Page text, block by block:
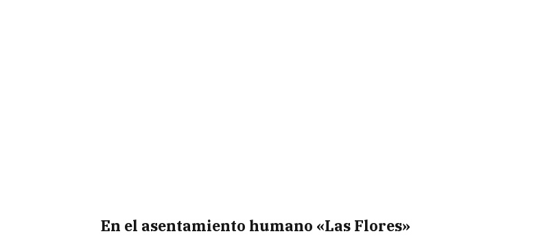
En el asentamiento humano «Las Flores»